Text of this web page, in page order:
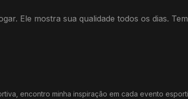
Ele mostra sua qualidade todos os dias.
encontro minha inspiração em cada evento